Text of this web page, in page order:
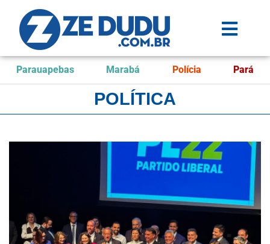
Parauapebas Marabá Polícia Pará
POLÍTICA